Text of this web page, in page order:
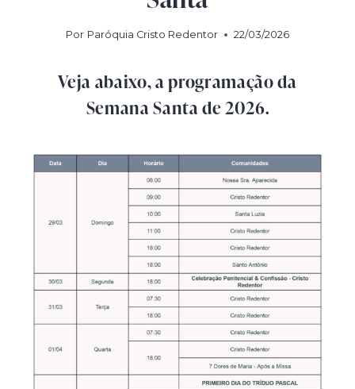
Por Paróquia Cristo Redentor 22/03/2026
Veja abaixo, a programação da
Semana Santa de 2026.